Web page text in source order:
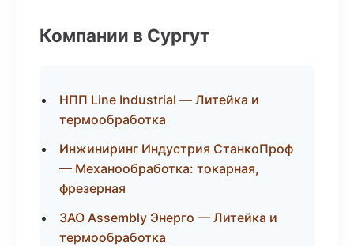
Компании в Сургут
НПП Line Industrial — Литейка и
термообработка
Инжиниринг Индустрия СтанкоПроф
— Механообработка: токарная,
фрезерная
ЗАО Assembly Энерго — Литейка и
термообработка